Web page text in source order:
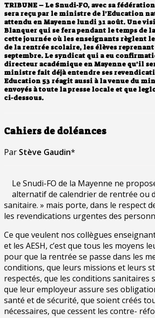
TRIBUNE – Le Snudi-FO, avec sa
sera reçu par le ministre de l’Education
attendu en Mayenne lundi 31 août. Une
Blanquer qui se fera pendant le temps de
cette journée où les enseignants règlent
de la rentrée scolaire, les élèves
septembre. Le syndicat qui a eu
directeur académique en Mayenne qu’il
ministre fait déjà entendre ses
Education 53 réagit aussi à la venue du
envoyés à toute la presse locale et que
ci-dessous.
Cahiers de doléances
Par Stève Gaudin*
Le Snudi-FO de la Mayenne ne
alternatif de calendrier de rentrée ou
sanitaire. » mais porte, dans le respect
les revendications urgentes des
Ce que veulent nos collègues
et les AESH, c’est que tous les moyens
pour que la rentrée se passe dans les
conditions, que leurs missions et leurs
respectés, que les conditions sanitaires
que leur employeur assure ses
santé et de sécurité, que soient créés
nécessaires, que cessent les contre-